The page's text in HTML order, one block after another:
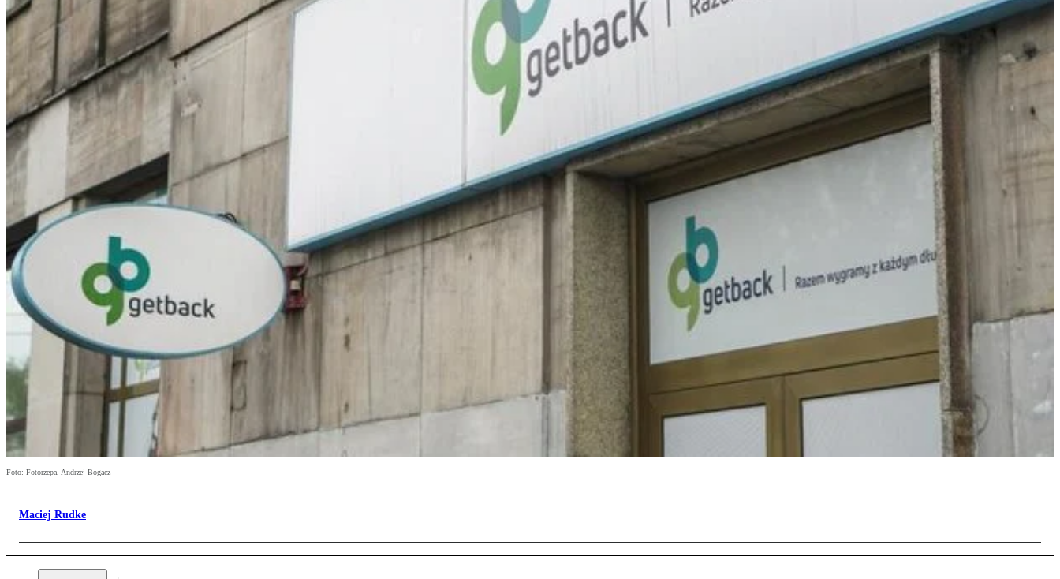
Foto: Fotorzepa, Andrzej Bogacz
Maciej Rudke